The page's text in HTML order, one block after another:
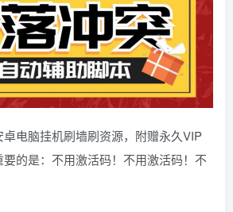
电脑挂机刷墙刷资源，附赠永久VIP
的是：不用激活码！不用激活码！不